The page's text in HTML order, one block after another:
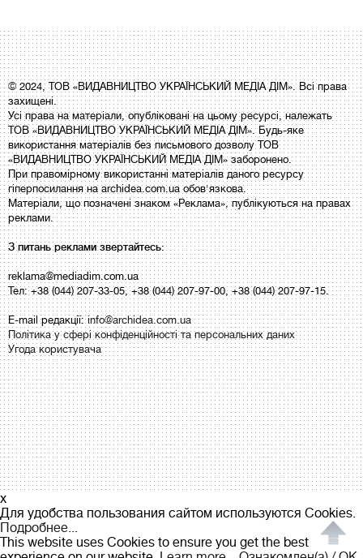
© 2024, ТОВ «ВИДАВНИЦТВО УКРАЇНСЬКИЙ МЕДІА ДІМ». Всі права
захищені.
Усі права на матеріали, опубліковані на цьому ресурсі, належать
ТОВ «ВИДАВНИЦТВО УКРАЇНСЬКИЙ МЕДІА ДІМ». Будь-яке
використання матеріалів без письмового дозволу ТОВ
«ВИДАВНИЦТВО УКРАЇНСЬКИЙ МЕДІА ДІМ» заборонено.
При правомірному використанні матеріалів даного ресурсу
гіперпосилання на archidea.com.ua обов'язкова.
Матеріали, що позначені знаком «Реклама», публікуються на правах
реклами.
З питань реклами звертайтесь:
reklama@mediadim.com.ua
Тел: +38 (044) 207-33-05, +38 (044) 207-97-00, +38 (044) 207-97-15.
E-mail редакції:info@archidea.com.ua
Політика у сфері конфіденційності та персональних даних
Угода користувача
x
Для удобства пользования сайтом используются Cookies.
Подробнее...
This website uses Cookies to ensure you get the best